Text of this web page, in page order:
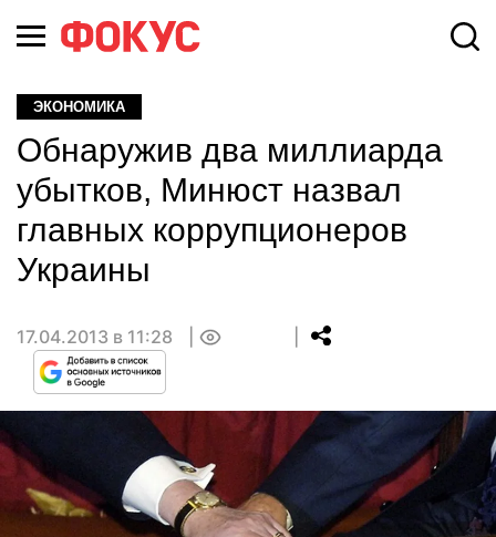
ЭКОНОМИКА
Обнаружив два миллиарда
убытков, Минюст назвал
главных коррупционеров
Украины
17.04.2013 в 11:28